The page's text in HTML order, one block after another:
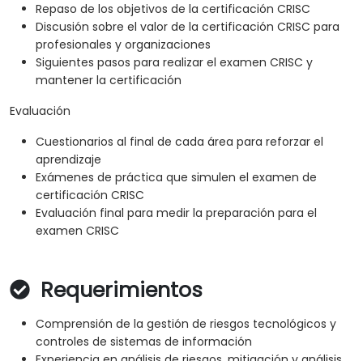
Repaso de los objetivos de la certificación CRISC
Discusión sobre el valor de la certificación CRISC para
profesionales y organizaciones
Siguientes pasos para realizar el examen CRISC y
mantener la certificación
Evaluación
Cuestionarios al final de cada área para reforzar el
aprendizaje
Exámenes de práctica que simulen el examen de
certificación CRISC
Evaluación final para medir la preparación para el
examen CRISC
Requerimientos
Comprensión de la gestión de riesgos tecnológicos y
controles de sistemas de información